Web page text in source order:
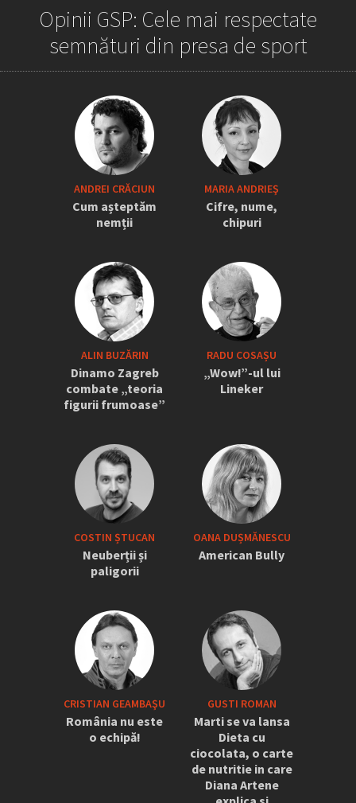
„Iordănescu a tras sforile să revină la
națională” » Pițurcă face dezvăluiri
tari: „Dacă știam că vine el...” +
Scena din avion: „Era transfigurat”
Opinii GSP: Cele mai respectate
semnături din presa de sport
ANDREI CRĂCIUN
Cum așteptăm
nemții
MARIA ANDRIEŞ
Cifre, nume,
chipuri
ALIN BUZĂRIN
Dinamo Zagreb
combate „teoria
figurii frumoase”
RADU COSAȘU
„Wow!”-ul lui
Lineker
COSTIN ȘTUCAN
Neuberții și
paligorii
OANA DUȘMĂNESCU
American Bully
CRISTIAN GEAMBAŞU
România nu este
o echipă!
GUSTI ROMAN
Marti se va lansa
Dieta cu
ciocolata, o carte
de nutritie in care
Diana Artene